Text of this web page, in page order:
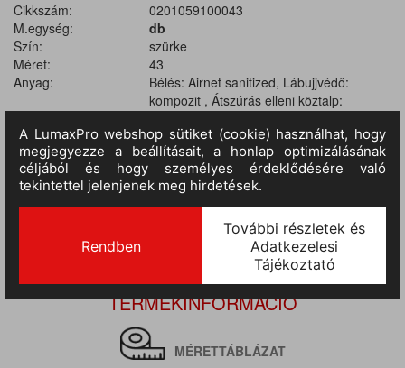
Cikkszám:
0201059100043
M.egység:
db
Szín:
szürke
Méret:
43
Anyag:
Bélés: Airnet sanitized, Lábujjvédő:
kompozit , Átszúrás elleni köztalp:
sűrűségű poliuretán
Szabvány:
EN ISO 20345 :2011 (S3 SRC)
Várható érkezés:
4-10 nap
TERMÉKINFORMÁCIÓ
MÉRETTÁBLÁZAT